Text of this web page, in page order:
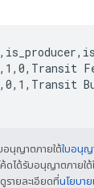
อนุญาตภายใต้ใบอนุญ
ดได้รับอนุญาตภายใต้
รายละเอียดที่นโยบา